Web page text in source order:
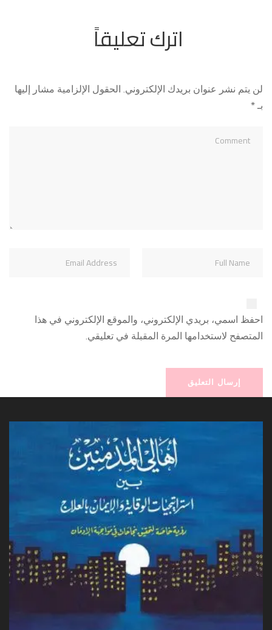
اترك تعليقاً
لن يتم نشر عنوان بريدك الإلكتروني. الحقول الإلزامية مشار إليها
بـ*
احفظ اسمي، بريدي الإلكتروني، والموقع الإلكتروني في هذا
المتصفح لاستخدامها المرة المقبلة في تعليقي.